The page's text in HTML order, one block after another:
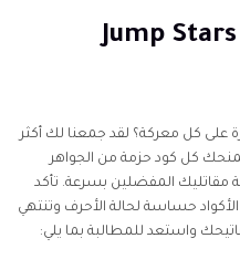
الجزء 2: جميع أكواد Jump Stars
كل معركة؟ لقد جمعنا لك أكثر
كل كود حزمة من الجواهر
مقاتليك المفضلين بسرعة. تأكد
حساسة لحالة الأحرف وتنتهي
واستعد للمطالبة بما يلي: